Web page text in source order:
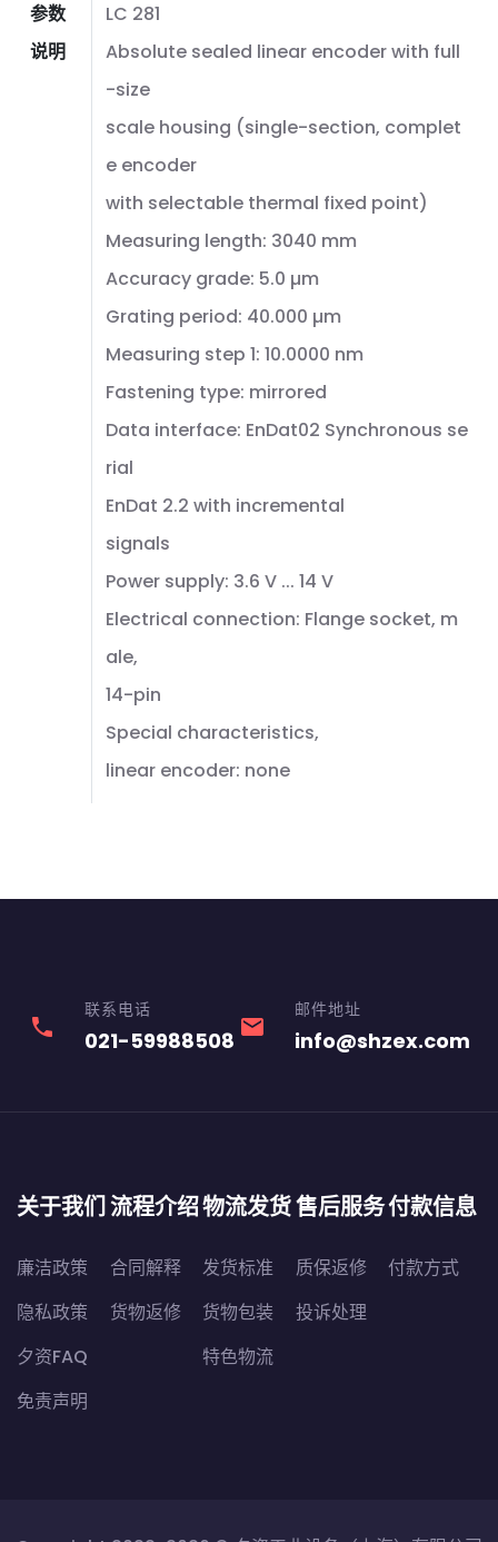
参数
说明
LC 281
Absolute sealed linear encoder with full
-size
scale housing (single-section, complet
e encoder
with selectable thermal fixed point)
Measuring length: 3040 mm
Accuracy grade: 5.0 µm
Grating period: 40.000 µm
Measuring step 1: 10.0000 nm
Fastening type: mirrored
Data interface: EnDat02 Synchronous se
rial
EnDat 2.2 with incremental
signals
Power supply: 3.6 V ... 14 V
Electrical connection: Flange socket, m
ale,
14-pin
Special characteristics,
linear encoder: none
phone
联系电话
021-59988508 email
邮件地址
info@shzex.com
关于我们
廉洁政策
隐私政策
夕资FAQ
免责声明
流程介绍
合同解释
货物返修
物流发货
发货标准
货物包装
特色物流
售后服务
质保返修
投诉处理
付款信息
付款方式